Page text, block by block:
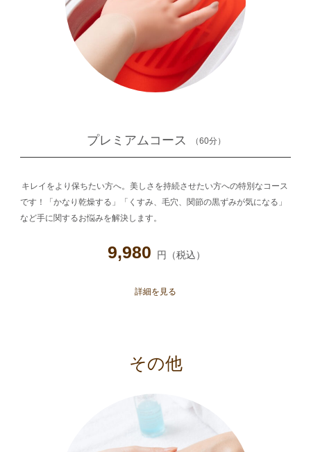
プレミアムコース （60分）
キレイをより保ちたい方へ。美しさを持続させたい方への特別なコース
です！「かなり乾燥する」「くすみ、毛穴、関節の黒ずみが気になる」
など手に関するお悩みを解決します。
9,980 円（税込）
詳細を見る
その他